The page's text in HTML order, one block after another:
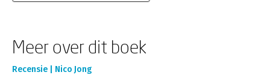
Meer over dit boek
Recensie | Nico Jong